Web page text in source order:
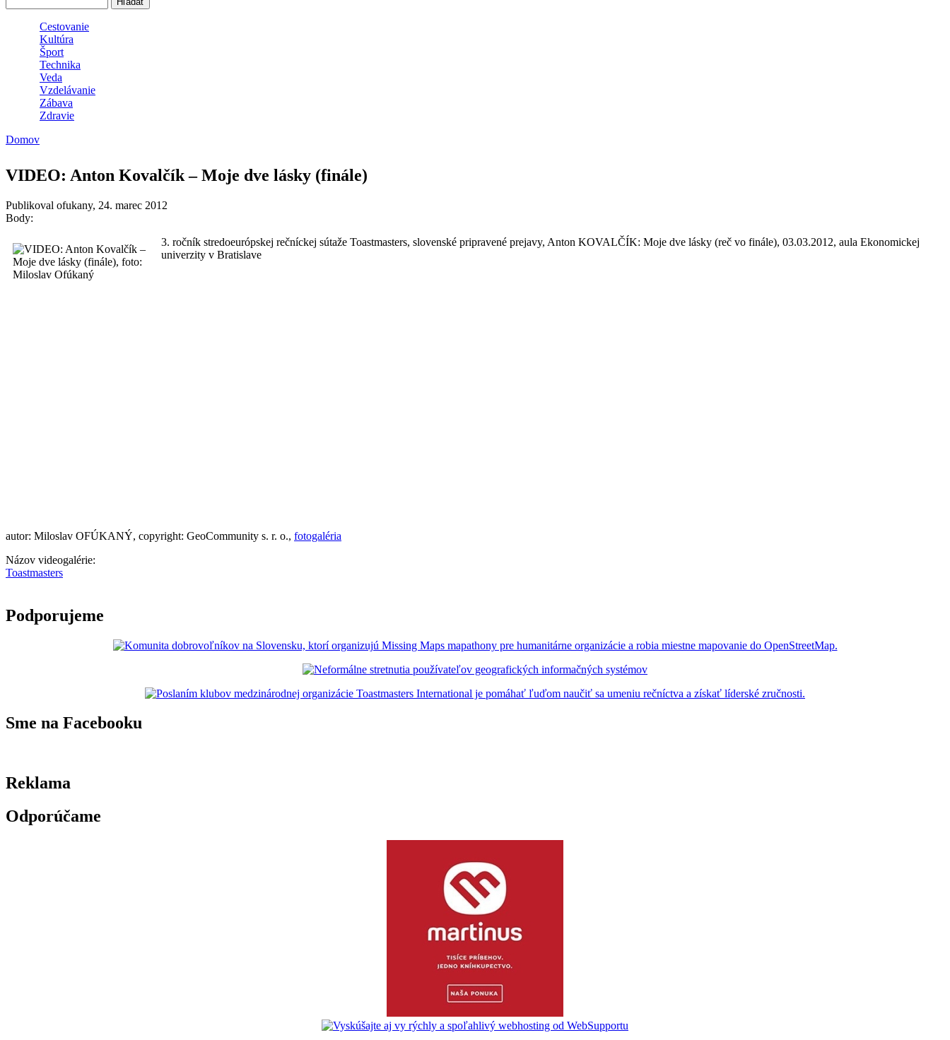
Cestovanie
Kultúra
Šport
Technika
Veda
Vzdelávanie
Zábava
Zdravie
Domov
VIDEO: Anton Kovalčík – Moje dve lásky (finále)
Publikoval ofukany, 24. marec 2012
Body:
3. ročník stredoeurópskej rečníckej sútaže Toastmasters, slovenské pripravené prejavy, Anton KOVALČÍK: Moje dve lásky (reč vo finále), 03.03.2012, aula Ekonomickej
univerzity v Bratislave
autor: Miloslav OFÚKANÝ, copyright: GeoCommunity s. r. o., fotogaléria
Názov videogalérie:
Toastmasters
Podporujeme
Sme na Facebooku
Reklama
Odporúčame